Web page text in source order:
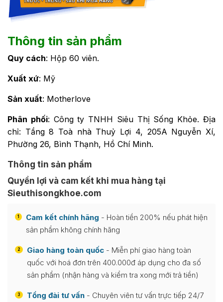
Thông tin sản phẩm
Quy cách: Hộp 60 viên.
Xuất xứ: Mỹ
Sản xuất: Motherlove
Phân phối: Công ty TNHH Siêu Thị Sống Khỏe. Địa
chỉ: Tầng 8 Toà nhà Thuỷ Lợi 4, 205A Nguyễn Xí,
Phường 26, Bình Thạnh, Hồ Chí Minh.
Thông tin sản phẩm
Quyền lợi và cam kết khi mua hàng tại
Sieuthisongkhoe.com
1 Cam kết chính hãng - Hoàn tiền 200% nếu phát hiện
sản phẩm không chính hãng
2 Giao hàng toàn quốc - Miễn phí giao hàng toàn
quốc với hoá đơn trên 400.000đ áp dụng cho đa số
sản phẩm (nhận hàng và kiểm tra xong mới trả tiền)
3 Tổng đài tư vấn - Chuyên viên tư vấn trực tiếp 24/7